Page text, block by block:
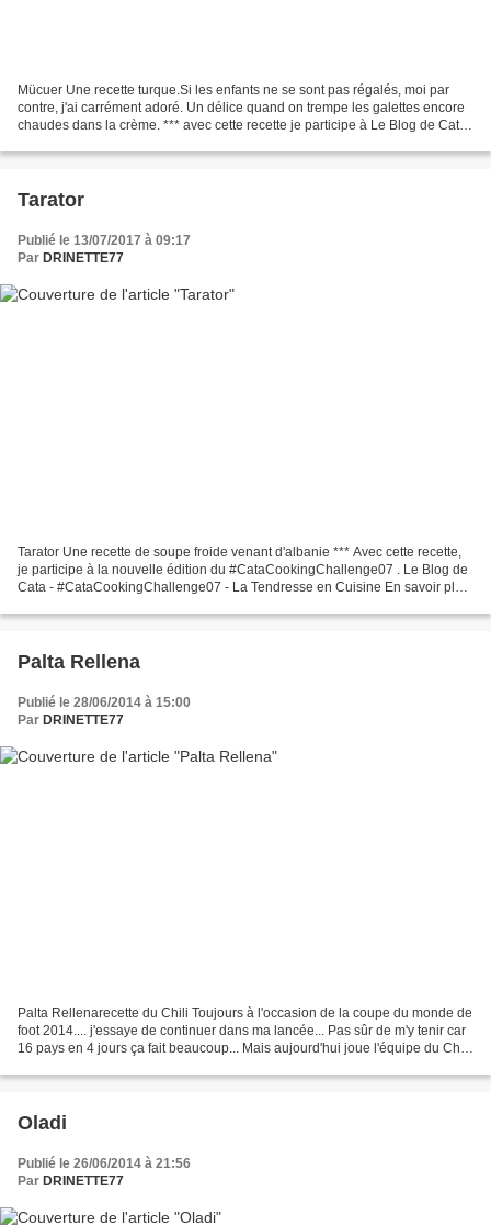
Mücuer Une recette turque.Si les enfants ne se sont pas régalés, moi par
contre, j'ai carrément adoré. Un délice quand on trempe les galettes encore
chaudes dans la crème. *** avec cette recette je participe à Le Blog de Cata
Tarator
Publié le 13/07/2017 à 09:17
Par DRINETTE77
Tarator Une recette de soupe froide venant d'albanie *** Avec cette recette,
je participe à la nouvelle édition du #CataCookingChallenge07 . Le Blog de
Cata - #CataCookingChallenge07 - La Tendresse en Cuisine En savoir plus
theme-de.html...
Palta Rellena
Publié le 28/06/2014 à 15:00
Par DRINETTE77
Palta Rellenarecette du Chili Toujours à l'occasion de la coupe du monde de
foot 2014.... j'essaye de continuer dans ma lancée... Pas sûr de m'y tenir car
16 pays en 4 jours ça fait beaucoup... Mais aujourd'hui joue l'équipe du Chili
Oladi
Publié le 26/06/2014 à 21:56
Par DRINETTE77